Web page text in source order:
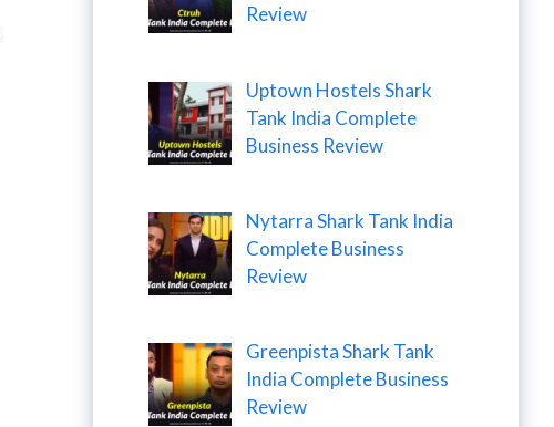
Review
Uptown Hostels Shark
Tank India Complete
Business Review
Nytarra Shark Tank India
Complete Business
Review
Greenpista Shark Tank
India Complete Business
Review